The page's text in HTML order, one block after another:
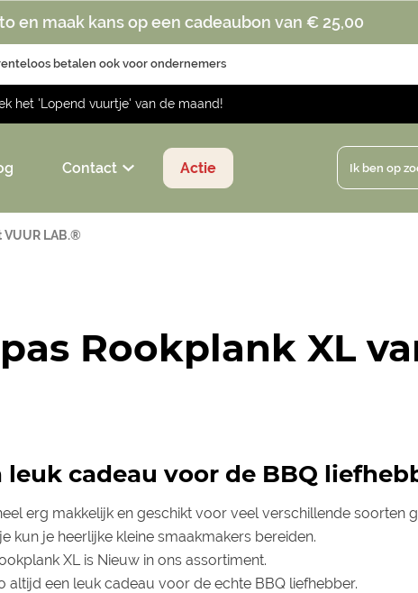
en maak kans op een cadeaubon van € 25,00
betalen ook voor ondernemers
het 'Lopend vuurtje' van de maand!
Contact Actie Ik ben op
VUUR LAB.®
Rookplank XL
cadeau voor de BBQ
erg makkelijk en geschikt voor veel verschillende soorten
kun je heerlijke kleine smaakmakers bereiden.
XL is Nieuw in ons assortiment.
altijd een leuk cadeau voor de echte BBQ liefhebber.